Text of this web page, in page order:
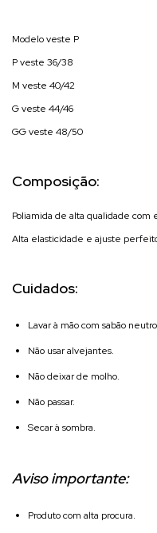
Modelo veste P
P veste 36/38
M veste 40/42
G veste 44/46
GG veste 48/50
Composição:
Poliamida de alta qualidade com
Alta elasticidade e ajuste
Cuidados:
Lavar à mão com sabão
Não usar alvejantes.
Não deixar de molho.
Não passar.
Secar à sombra.
Aviso importante:
Produto com alta procura.